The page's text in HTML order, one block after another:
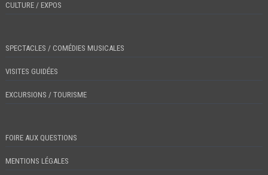
CULTURE / EXPOS
SPECTACLES / COMÉDIES MUSICALES
VISITES GUIDÉES
EXCURSIONS / TOURISME
FOIRE AUX QUESTIONS
MENTIONS LÉGALES